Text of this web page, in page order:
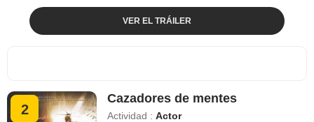
VER EL TRÁILER
2
Cazadores de mentes
Actividad :Actor